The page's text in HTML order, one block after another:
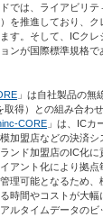
では、ライアビリテ
を推進しており、
す。そして、ICク
ンが国際標準規格で
」は自社製品の無
取得）との組み合わ
CORE 」は、ICカ
加盟店などの決済
ンド加盟店のIC化に
アント化により拠
理可能となるため
時間やコストが大幅
ルタイムデータのビ